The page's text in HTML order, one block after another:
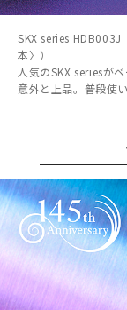
SKX series
本〉）
人気のSKX seriesが
意外と上品。普段使